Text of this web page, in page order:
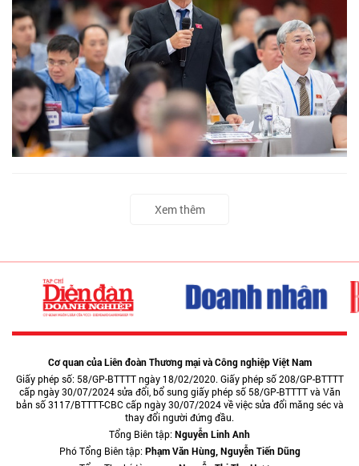
Xem thêm
Cơ quan của Liên đoàn Thương mại và Công nghiệp Việt Nam
Giấy phép số: 58/GP-BTTTT ngày 18/02/2020. Giấy phép số 208/GP-BTTTT
cấp ngày 30/07/2024 sửa đổi, bổ sung giấy phép số 58/GP-BTTTT và Văn
bản số 3117/BTTTT-CBC cấp ngày 30/07/2024 về việc sửa đổi măng séc và
thay đổi người đứng đầu.
Tổng Biên tập:Nguyễn Linh Anh
Phó Tổng Biên tập:Phạm Văn Hùng, Nguyễn Tiến Dũng